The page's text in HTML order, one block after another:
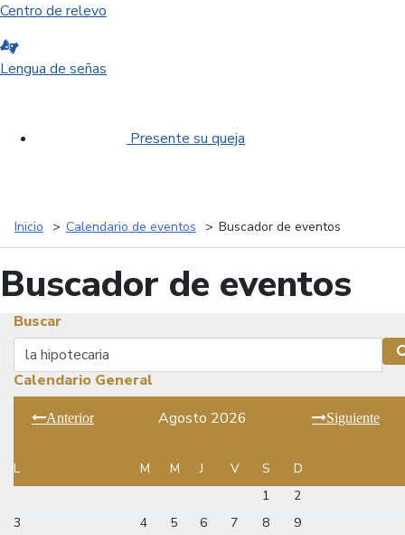
Centro de relevo
Lengua de señas
Presente su queja
Inicio Calendario de eventos Buscador de eventos
Buscador de eventos
Buscar
Buscar
Calendario General
Anterior Agosto 2026 Siguiente
L M M J V S
D
1
2
3
4 5 6 7 8
9